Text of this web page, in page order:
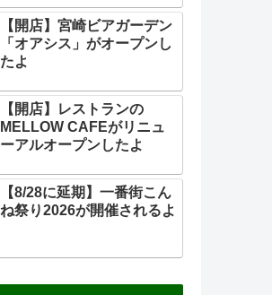
【開店】宮崎ビアガーデン
「オアシス」がオープンし
たよ
【開店】レストランの
MELLOW CAFEがリニュ
ーアルオープンしたよ
【8/28に延期】一番街こん
ね祭り2026が開催されるよ